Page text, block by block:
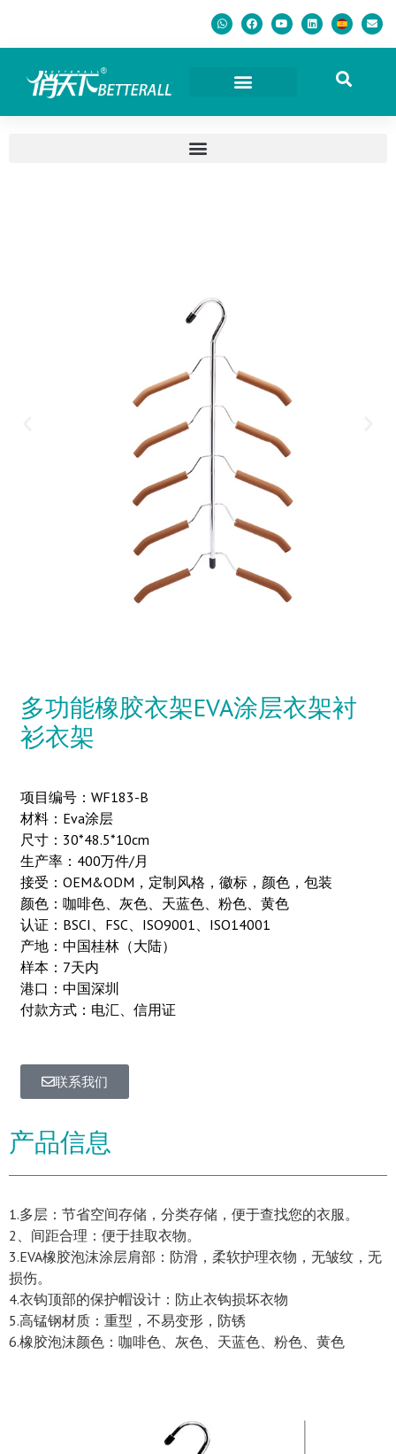
多功能橡胶衣架EVA涂层衣架衬
衫衣架
项目编号：WF183-B
材料：Eva涂层
尺寸：30*48.5*10cm
生产率：400万件/月
接受：OEM&ODM，定制风格，徽标，颜色，包装
颜色：咖啡色、灰色、天蓝色、粉色、黄色
认证：BSCI、FSC、ISO9001、ISO14001
产地：中国桂林（大陆）
样本：7天内
港口：中国深圳
付款方式：电汇、信用证
联系我们
产品信息
1.多层：节省空间存储，分类存储，便于查找您的衣服。
2、间距合理：便于挂取衣物。
3.EVA橡胶泡沫涂层肩部：防滑，柔软护理衣物，无皱纹，无
损伤。
4.衣钩顶部的保护帽设计：防止衣钩损坏衣物
5.高锰钢材质：重型，不易变形，防锈
6.橡胶泡沫颜色：咖啡色、灰色、天蓝色、粉色、黄色